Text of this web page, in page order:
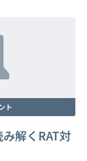
ト
解くRAT対